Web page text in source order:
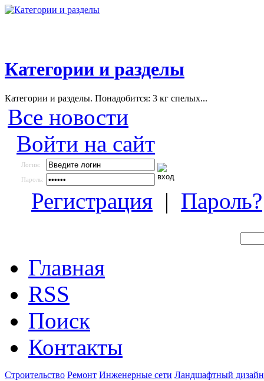
Категории и разделы
Категории и разделы. Понадобится: 3 кг спелых...
Все новости
Войти на сайт
Логин:
Пароль:
Регистрация | Пароль?
Главная
RSS
Поиск
Контакты
Строительство Ремонт Инженерные сети Ландшафтный дизайн